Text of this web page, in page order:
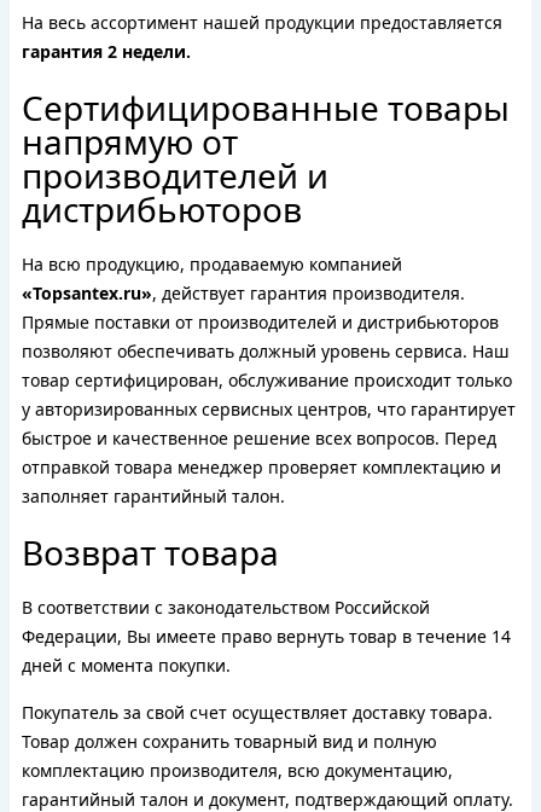
На весь ассортимент нашей продукции предоставляется
гарантия 2 недели.
Сертифицированные товары
напрямую от
производителей и
дистрибьюторов
На всю продукцию, продаваемую компанией
«Topsantex.ru», действует гарантия производителя.
Прямые поставки от производителей и дистрибьюторов
позволяют обеспечивать должный уровень сервиса. Наш
товар сертифицирован, обслуживание происходит только
у авторизированных сервисных центров, что гарантирует
быстрое и качественное решение всех вопросов. Перед
отправкой товара менеджер проверяет комплектацию и
заполняет гарантийный талон.
Возврат товара
В соответствии с законодательством Российской
Федерации, Вы имеете право вернуть товар в течение 14
дней с момента покупки.
Покупатель за свой счет осуществляет доставку товара.
Товар должен сохранить товарный вид и полную
комплектацию производителя, всю документацию,
гарантийный талон и документ, подтверждающий оплату.